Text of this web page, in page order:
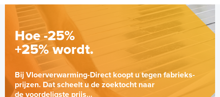
Hoe -25%
+25% wordt.
Bij Vloerverwarming-Direct koopt u tegen fabrieks-
prijzen. Dat scheelt u de zoektocht naar
de voordeligste prijs...